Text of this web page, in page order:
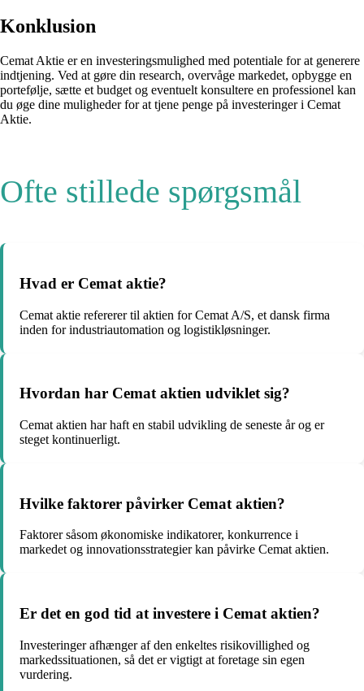
Konklusion
Cemat Aktie er en investeringsmulighed med potentiale for at generere
indtjening. Ved at gøre din research, overvåge markedet, opbygge en
portefølje, sætte et budget og eventuelt konsultere en professionel kan
du øge dine muligheder for at tjene penge på investeringer i Cemat
Aktie.
Ofte stillede spørgsmål
Hvad er Cemat aktie?
Cemat aktie refererer til aktien for Cemat A/S, et dansk firma
inden for industriautomation og logistikløsninger.
Hvordan har Cemat aktien udviklet sig?
Cemat aktien har haft en stabil udvikling de seneste år og er
steget kontinuerligt.
Hvilke faktorer påvirker Cemat aktien?
Faktorer såsom økonomiske indikatorer, konkurrence i
markedet og innovationsstrategier kan påvirke Cemat aktien.
Er det en god tid at investere i Cemat aktien?
Investeringer afhænger af den enkeltes risikovillighed og
markedssituationen, så det er vigtigt at foretage sin egen
vurdering.